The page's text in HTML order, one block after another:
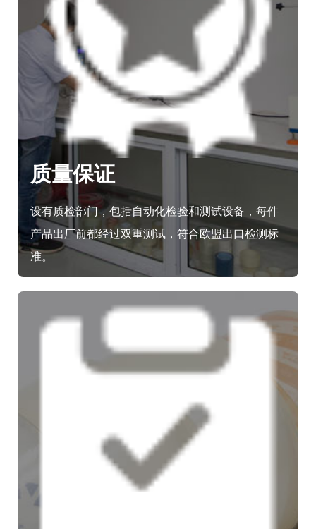
质量保证
设有质检部门，包括自动化检验和测试设备，每件
产品出厂前都经过双重测试，符合欧盟出口检测标
准。